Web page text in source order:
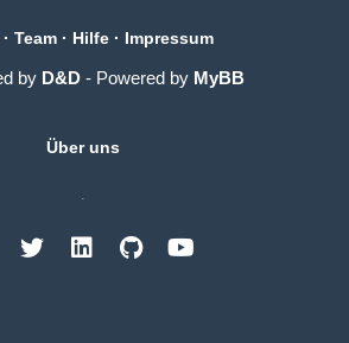
· Team · Hilfe · Impressum
by D&D - Powered by MyBB
Über uns
.